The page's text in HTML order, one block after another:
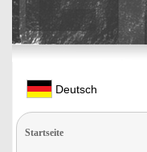
Deutsch
Startseite